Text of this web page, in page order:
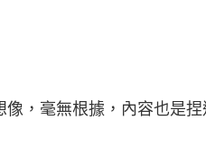
毫無根據，內容也是捏